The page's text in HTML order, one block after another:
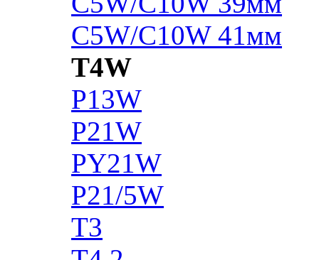
C5W/C10W 41мм
T4W
P13W
P21W
PY21W
P21/5W
T3